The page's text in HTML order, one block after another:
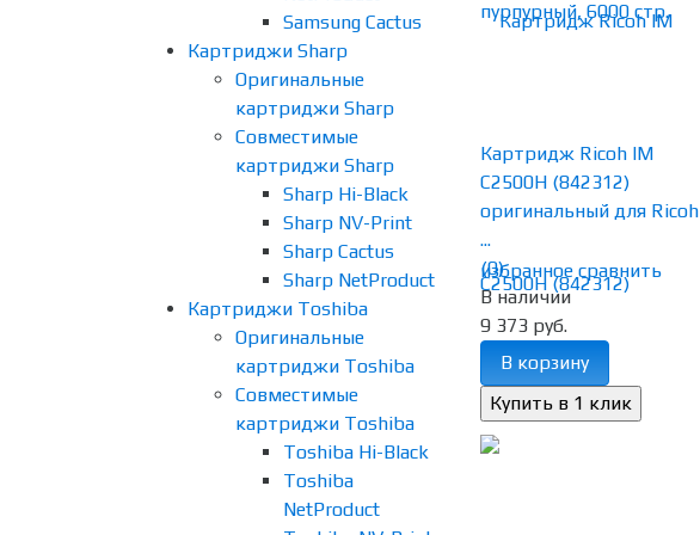
Samsung Cactus
Картриджи Sharp
Оригинальные
картриджи Sharp
Совместимые
картриджи Sharp
Sharp Hi-Black
Sharp NV-Print
Sharp Cactus
Sharp NetProduct
Картриджи Toshiba
Оригинальные
картриджи Toshiba
Совместимые
картриджи Toshiba
Toshiba Hi-Black
Toshiba
NetProduct
избранное сравнить
Картридж Ricoh IM
C2500H (842312)
оригинальный для Ricoh
...
(0)
В наличии
9 373 руб.
В корзину